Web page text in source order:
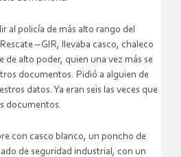
al policía de más alto rango del
– GIR, llevaba casco, chaleco
de alto poder, quien una vez más se
documentos. Pidió a alguien de
datos. Ya eran seis las veces que
documentos.
con casco blanco, un poncho de
de seguridad industrial, con un